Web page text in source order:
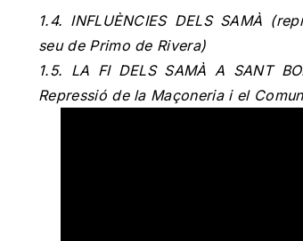
1.4. INFLUÈNCIES DELS SAMÀ
seu de Primo de Rivera)
1.5. LA FI DELS SAMÀ A SANT
Repressió de la Maçoneria i el